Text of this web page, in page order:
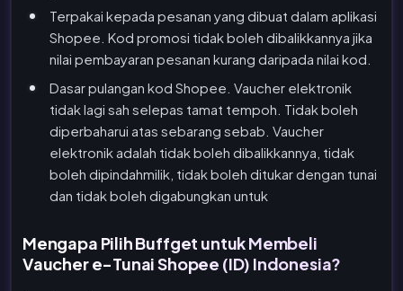
Terpakai kepada pesanan yang dibuat dalam aplikasi
Shopee. Kod promosi tidak boleh dibalikkannya jika
nilai pembayaran pesanan kurang daripada nilai kod.
Dasar pulangan kod Shopee. Vaucher elektronik
tidak lagi sah selepas tamat tempoh. Tidak boleh
diperbaharui atas sebarang sebab. Vaucher
elektronik adalah tidak boleh dibalikkannya, tidak
boleh dipindahmilik, tidak boleh ditukar dengan tunai
dan tidak boleh digabungkan untuk
Mengapa Pilih Buffget untuk Membeli
Vaucher e-Tunai Shopee (ID) Indonesia?